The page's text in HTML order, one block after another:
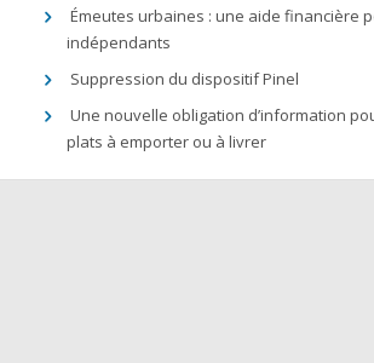
Émeutes urbaines : une aide financière
indépendants
Suppression du dispositif Pinel
Une nouvelle obligation d’information
plats à emporter ou à livrer